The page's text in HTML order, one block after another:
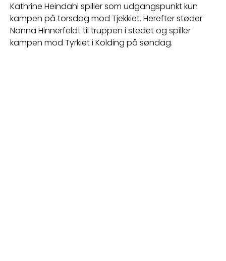
Kathrine Heindahl spiller som udgangspunkt kun
kampen på torsdag mod Tjekkiet. Herefter støder
Nanna Hinnerfeldt til truppen i stedet og spiller
kampen mod Tyrkiet i Kolding på søndag.